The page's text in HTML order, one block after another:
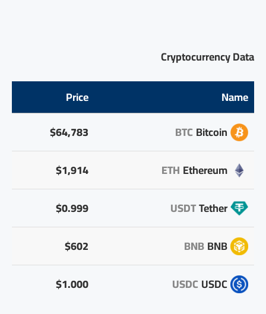
Cryptocurrency Data
Name
Price
Bitcoin
BTC
$64,783
Ethereum
ETH
$1,914
Tether
USDT
$0.999
BNB
BNB
$602
USDC
USDC
$1.000